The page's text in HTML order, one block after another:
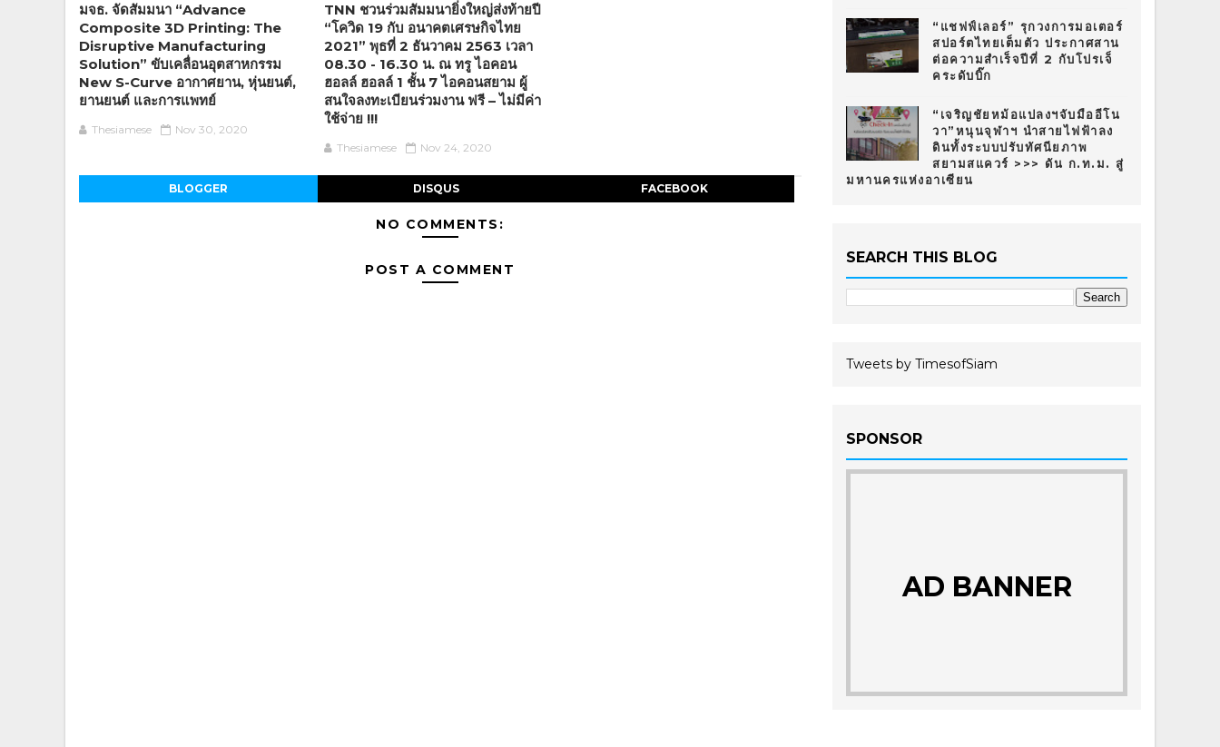
มจธ. จัดสัมมนา “Advance
Composite 3D Printing: The
Disruptive Manufacturing
Solution” ขับเคลื่อนอุตสาหกรรม
New S-Curve อากาศยาน, หุ่นยนต์,
ยานยนต์ และการแพทย์
Thesiamese Nov 30, 2020
TNN ชวนร่วมสัมมนายิ่งใหญ่ส่งท้ายปี
“โควิด 19 กับ อนาคตเศรษกิจไทย
2021” พุธที่ 2 ธันวาคม 2563 เวลา
08.30 - 16.30 น. ณ ทรู ไอคอน
ฮอลล์ ฮอลล์ 1 ชั้น 7 ไอคอนสยาม ผู้
สนใจลงทะเบียนร่วมงาน ฟรี – ไม่มีค่า
ใช้จ่าย !!!
Thesiamese Nov 24, 2020
BLOGGER DISQUS FACEBOOK
NO COMMENTS:
POST A COMMENT
“แชฟฟ์เลอร์” รุกวงการมอเตอร์
สปอร์ตไทยเต็มตัว ประกาศสาน
ต่อความสำเร็จปีที่ 2 กับโปรเจ็
คระดับบิ๊ก
“เจริญชัยหม้อแปลงฯจับมืออีโน
วา”หนุนจุฬาฯ นำสายไฟฟ้าลง
ดินทั้งระบบปรับทัศนียภาพ
สยามสแควร์ >>> ดัน ก.ท.ม. สู่
มหานครแห่งอาเซียน
SEARCH THIS BLOG
Tweets by TimesofSiam
SPONSOR
AD BANNER